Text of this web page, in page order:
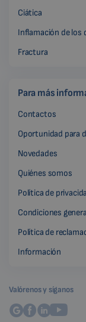
Ciática
Inflamación de los
Fractura
Para más
Contactos
Oportunidad para
Novedades
Quiénes somos
Política de
Condiciones
Política de
Información
Valórenos y síganos